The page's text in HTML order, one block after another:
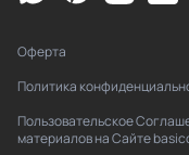
Оферта
Политика
Пользовательское
материалов на Сайте